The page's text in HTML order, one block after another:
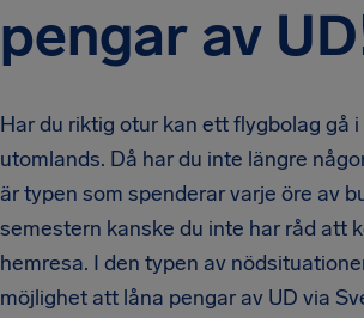
pengar av
Har du riktig otur kan ett flygbolag gå
utomlands. Då har du inte längre
är typen som spenderar varje öre av
semestern kanske du inte har råd att
hemresa. I den typen av
möjlighet att låna pengar av UD via